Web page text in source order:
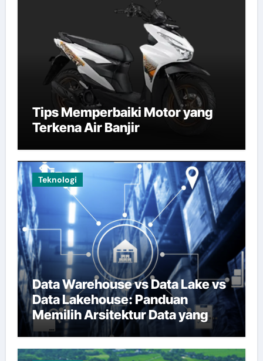
Tips Memperbaiki Motor yang
Terkena Air Banjir
Teknologi
Data Warehouse vs Data Lake vs
Data Lakehouse: Panduan
Memilih Arsitektur Data yang
Tepat